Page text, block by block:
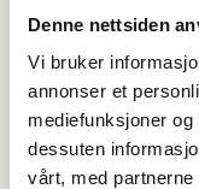
Denne nettsiden
Vi bruker
annonser et
mediefunksjoner
dessuten
vårt, med
Esbada.
Se alle våre